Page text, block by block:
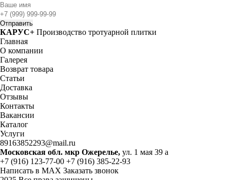
КАРУС+ Производство тротуарной плитки
Главная
О компании
Галерея
Возврат товара
Статьи
Доставка
Отзывы
Контакты
Вакансии
Каталог
Услуги
89163852293@mail.ru
Московская обл. мкр Ожерелье, ул. 1 мая 39 а
+7 (916) 123-77-00 +7 (916) 385-22-93
Написать в MAX Заказать звонок